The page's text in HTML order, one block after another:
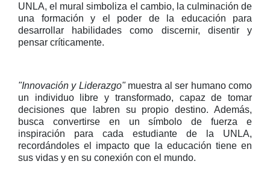
UNLA, el mural simboliza el cambio, la culminación de
una formación y el poder de la educación para
desarrollar habilidades como discernir, disentir y
pensar críticamente.
"Innovación y Liderazgo"muestra al ser humano como
un individuo libre y transformado, capaz de tomar
decisiones que labren su propio destino. Además,
busca convertirse en un símbolo de fuerza e
inspiración para cada estudiante de la UNLA,
recordándoles el impacto que la educación tiene en
sus vidas y en su conexión con el mundo.